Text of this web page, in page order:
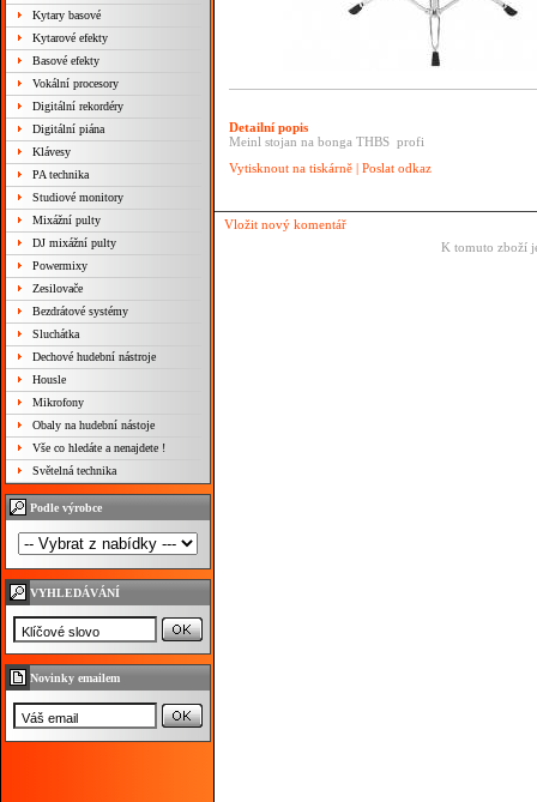
Kytary basové
Kytarové efekty
Basové efekty
Vokální procesory
Digitální rekordéry
Digitální piána
Klávesy
PA technika
Studiové monitory
Mixážní pulty
DJ mixážní pulty
Powermixy
Zesilovače
Bezdrátové systémy
Sluchátka
Dechové hudební nástroje
Housle
Mikrofony
Obaly na hudební nástoje
Vše co hledáte a nenajdete !
Světelná technika
Podle výrobce
VYHLEDÁVÁNÍ
Novinky emailem
Detailní popis
Meinl stojan na bonga THBS profi
Vytisknout na tiskárně | Poslat odkaz
Vložit nový komentář
K tomuto zboží